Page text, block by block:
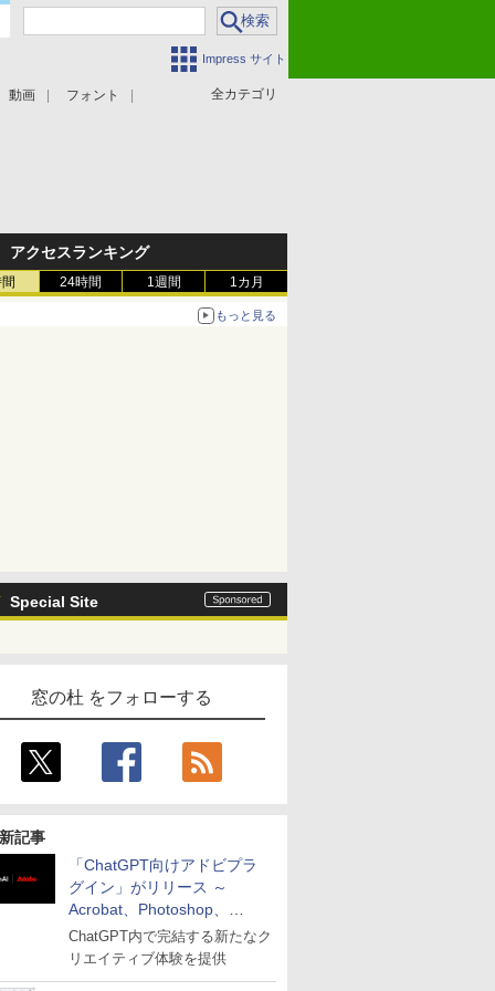
Impress サイト
全カテゴリ
動画 フォント
アクセスランキング
24時間 1週間 1カ月
もっと見る
Special Site
窓の杜 をフォローする
記事
「ChatGPT向けアドビプラ
グイン」がリリース ～
Acrobat、Photoshop、
Premiereなどの機能を1つの
プラグインに統合
ChatGPT内で完結する新たなク
リエイティブ体験を提供